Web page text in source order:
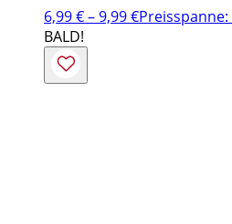
6,99€–9,99€Preisspanne:
BALD!